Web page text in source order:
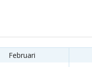
Februari